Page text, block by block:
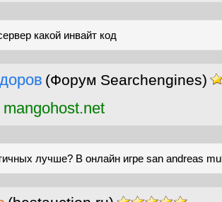
какой инвайт код
(Форум Searchengines)
mangohost.net
лучше? В онлайн игре san andreas